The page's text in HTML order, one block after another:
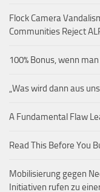
Flock Camera
Communities Reject
100% Bonus, wenn
„Was wird dann aus
A Fundamental Flaw
Read This Before You
Mobilisierung gegen
Initiativen rufen zu